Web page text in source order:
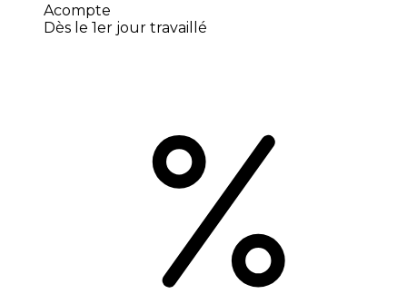
Acompte
Dès le 1er jour travaillé